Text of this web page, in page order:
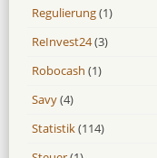
Regulierung(1)
ReInvest24(3)
Robocash (1)
Savy(4)
Statistik(114)